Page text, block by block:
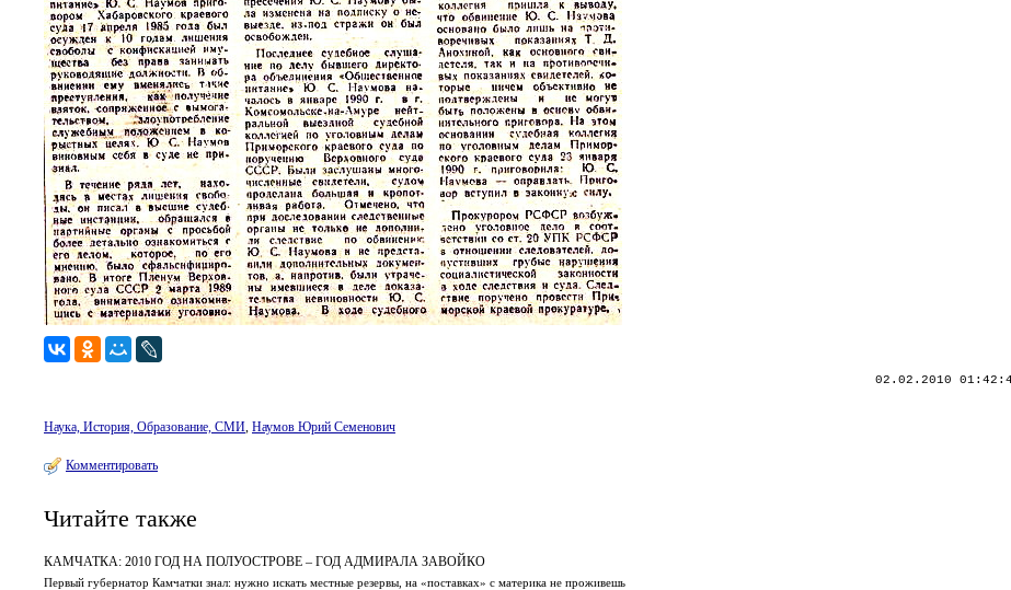
02.02.2010
Наука, История, Образование, СМИ, Наумов Юрий Семенович
Комментировать
Читайте также
КАМЧАТКА: 2010 ГОД НА ПОЛУОСТРОВЕ – ГОД АДМИРАЛА ЗАВОЙКО
Первый губернатор Камчатки знал: нужно искать местные резервы, на «поставках» с материка не проживешь